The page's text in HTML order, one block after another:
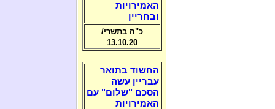
האמירויות
ובחריין
כ"ה בתשרי/
13.10.20
החשוד בתואר
עבריין עשה
הסכם "שלום" עם
האמירויות